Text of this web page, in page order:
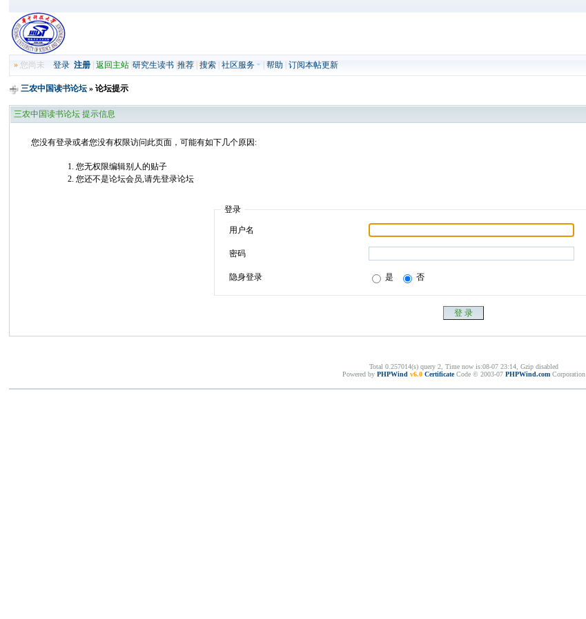
» 您尚未登录 注册 |返回主站 |研究生读书 |推荐 |搜索 |社区服务 |帮助 |订阅本帖更新
三农中国读书论坛 » 论坛提示
三农中国读书论坛 提示信息
您没有登录或者您没有权限访问此页面，可能有如下几个原因:
您无权限编辑别人的贴子
您还不是论坛会员,请先登录论坛
登录
用户名
密码
隐身登录 是 否
Total 0.257014(s) query 2, Time now is:08-07 23:14, Gzip disabled
Powered by PHPWind v6.0 CertificateCode © 2003-07 PHPWind.com Corporation